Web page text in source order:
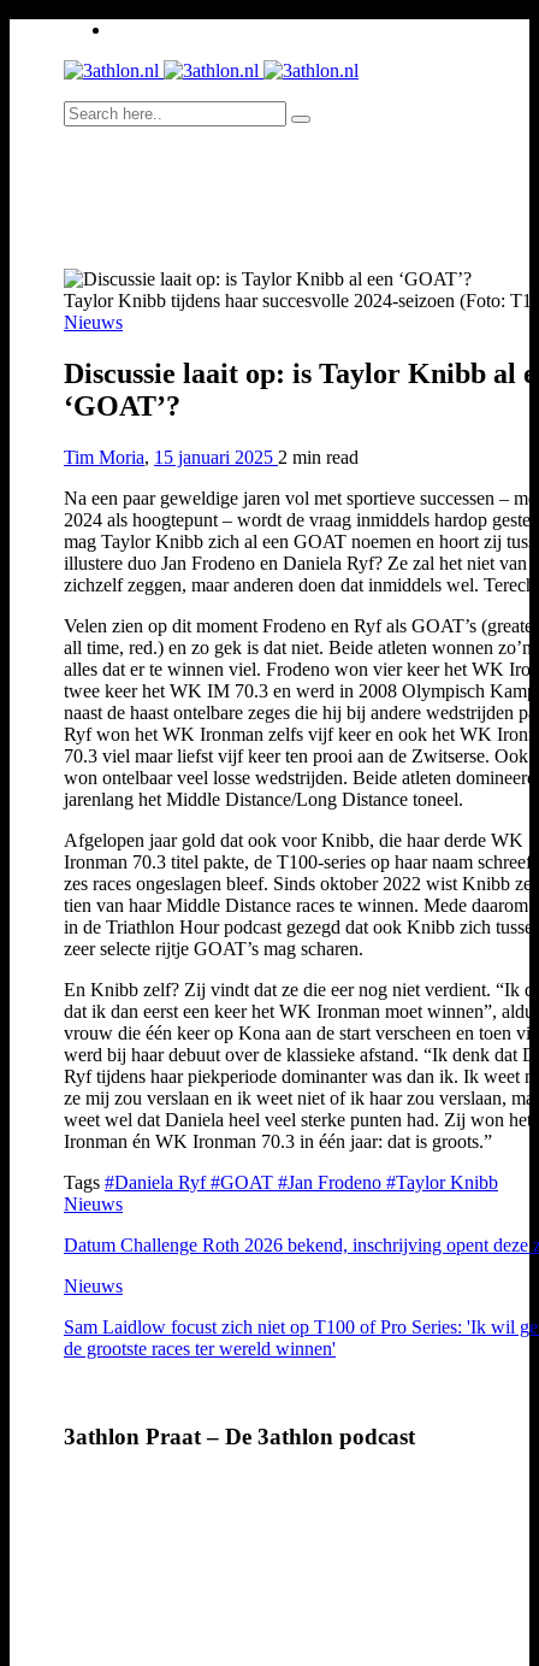
Taylor Knibb tijdens haar succesvolle 2024-seizoen (Foto:
Nieuws
Discussie laait op: is Taylor Knibb al
‘GOAT’?
Tim Moria, 15 januari 2025 2 min read
Na een paar geweldige jaren vol met sportieve successen –
2024 als hoogtepunt – wordt de vraag inmiddels hardop
mag Taylor Knibb zich al een GOAT noemen en hoort zij
illustere duo Jan Frodeno en Daniela Ryf? Ze zal het niet van
zichzelf zeggen, maar anderen doen dat inmiddels wel.
Velen zien op dit moment Frodeno en Ryf als GOAT’s
all time, red.) en zo gek is dat niet. Beide atleten wonnen zo’n
alles dat er te winnen viel. Frodeno won vier keer het WK
twee keer het WK IM 70.3 en werd in 2008 Olympisch
naast de haast ontelbare zeges die hij bij andere wedstrijden
Ryf won het WK Ironman zelfs vijf keer en ook het WK
70.3 viel maar liefst vijf keer ten prooi aan de Zwitserse. Ook
won ontelbaar veel losse wedstrijden. Beide atleten
jarenlang het Middle Distance/Long Distance toneel.
Afgelopen jaar gold dat ook voor Knibb, die haar derde WK
Ironman 70.3 titel pakte, de T100-series op haar naam schreef
zes races ongeslagen bleef. Sinds oktober 2022 wist Knibb
tien van haar Middle Distance races te winnen. Mede daarom
in de Triathlon Hour podcast gezegd dat ook Knibb zich
zeer selecte rijtje GOAT’s mag scharen.
En Knibb zelf? Zij vindt dat ze die eer nog niet verdient. “Ik
dat ik dan eerst een keer het WK Ironman moet winnen”,
vrouw die één keer op Kona aan de start verscheen en toen
werd bij haar debuut over de klassieke afstand. “Ik denk dat
Ryf tijdens haar piekperiode dominanter was dan ik. Ik weet
ze mij zou verslaan en ik weet niet of ik haar zou verslaan,
weet wel dat Daniela heel veel sterke punten had. Zij won
Ironman én WK Ironman 70.3 in één jaar: dat is groots.”
Tags #Daniela Ryf#GOAT #Jan Frodeno #Taylor Knibb
Nieuws
Datum Challenge Roth 2026 bekend, inschrijving opent deze
Nieuws
Sam Laidlow focust zich niet op T100 of Pro Series: 'Ik wil
de grootste races ter wereld winnen'
3athlon Praat – De 3athlon podcast